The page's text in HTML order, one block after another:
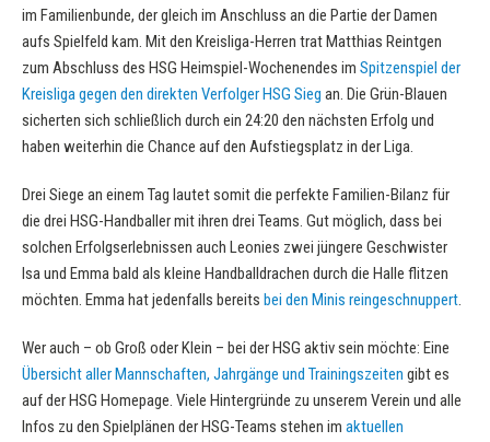
im Familienbunde, der gleich im Anschluss an die Partie der Damen
aufs Spielfeld kam. Mit den Kreisliga-Herren trat Matthias Reintgen
zum Abschluss des HSG Heimspiel-Wochenendes im Spitzenspiel der
Kreisliga gegen den direkten Verfolger HSG Sieg an. Die Grün-Blauen
sicherten sich schließlich durch ein 24:20 den nächsten Erfolg und
haben weiterhin die Chance auf den Aufstiegsplatz in der Liga.
Drei Siege an einem Tag lautet somit die perfekte Familien-Bilanz für
die drei HSG-Handballer mit ihren drei Teams. Gut möglich, dass bei
solchen Erfolgserlebnissen auch Leonies zwei jüngere Geschwister
Isa und Emma bald als kleine Handballdrachen durch die Halle flitzen
möchten. Emma hat jedenfalls bereits bei den Minis reingeschnuppert.
Wer auch – ob Groß oder Klein – bei der HSG aktiv sein möchte: Eine
Übersicht aller Mannschaften, Jahrgänge und Trainingszeiten gibt es
auf der HSG Homepage. Viele Hintergründe zu unserem Verein und alle
Infos zu den Spielplänen der HSG-Teams stehen im aktuellen